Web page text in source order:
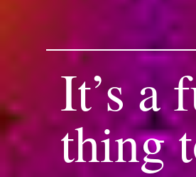
It’s a
thing